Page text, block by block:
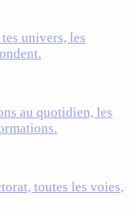
univers, les
au quotidien, les
toutes les voies,